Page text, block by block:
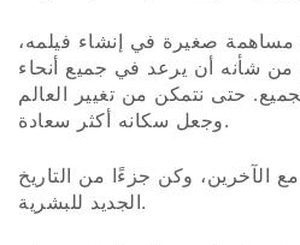
مساهمة صغيرة في إنشاء فيلمه،
من شأنه أن يرعد في جميع أنحاء
حتى نتمكن من تغيير العالم
وجعل سكانه أكثر سعادة.
الآخرين، وكن جزءًا من التاريخ
الجديد للبشرية.